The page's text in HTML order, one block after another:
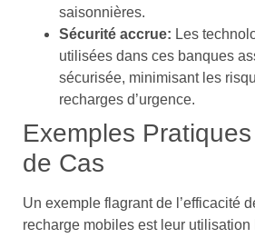
saisonnières.
Sécurité accrue: Les
utilisées dans ces banques
sécurisée, minimisant les
recharges d’urgence.
Exemples
de Cas
Un exemple flagrant de l’efficacité
recharge mobiles est leur utilisation